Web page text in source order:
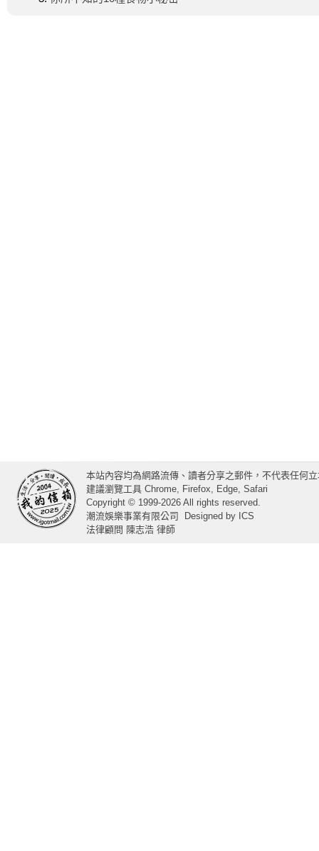
本站內容均為網路流傳、讀者分享之郵件，不代表任何
建議瀏覽工具 Chrome, Firefox, Edge, Safari
Copyright © 1999-2026 All rights reserved.
潮流娛樂事業有限公司
Designed by ICS
法律顧問 陳志浩 律師